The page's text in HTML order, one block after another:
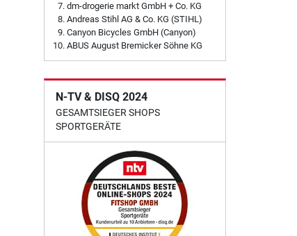
dm-drogerie markt GmbH + Co. KG
Andreas Stihl AG & Co. KG (STIHL)
Canyon Bicycles GmbH (Canyon)
ABUS August Bremicker Söhne KG
N-TV & DISQ 2024
GESAMTSIEGER SHOPS
SPORTGERÄTE